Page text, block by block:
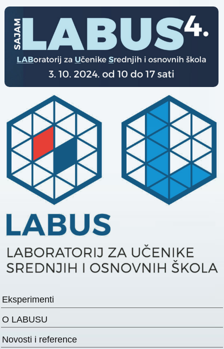
Eksperimenti
O LABUSU
Novosti i reference